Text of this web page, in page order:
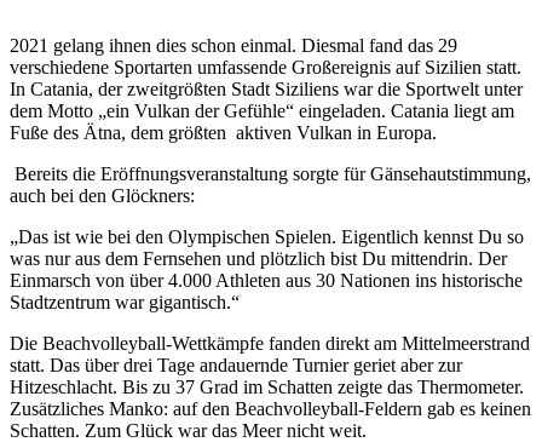
2021 gelang ihnen dies schon einmal. Diesmal fand das 29
verschiedene Sportarten umfassende Großereignis auf Sizilien statt.
In Catania, der zweitgrößten Stadt Siziliens war die Sportwelt unter
dem Motto „ein Vulkan der Gefühle“ eingeladen. Catania liegt am
Fuße des Ätna, dem größten aktiven Vulkan in Europa.
Bereits die Eröffnungsveranstaltung sorgte für Gänsehautstimmung,
auch bei den Glöckners:
„Das ist wie bei den Olympischen Spielen. Eigentlich kennst Du so
was nur aus dem Fernsehen und plötzlich bist Du mittendrin. Der
Einmarsch von über 4.000 Athleten aus 30 Nationen ins historische
Stadtzentrum war gigantisch.“
Die Beachvolleyball-Wettkämpfe fanden direkt am Mittelmeerstrand
statt. Das über drei Tage andauernde Turnier geriet aber zur
Hitzeschlacht. Bis zu 37 Grad im Schatten zeigte das Thermometer.
Zusätzliches Manko: auf den Beachvolleyball-Feldern gab es keinen
Schatten. Zum Glück war das Meer nicht weit.